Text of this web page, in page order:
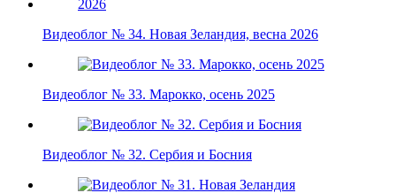
Видеоблог № 34. Новая Зеландия, весна 2026
Видеоблог № 33. Марокко, осень 2025
Видеоблог № 32. Сербия и Босния